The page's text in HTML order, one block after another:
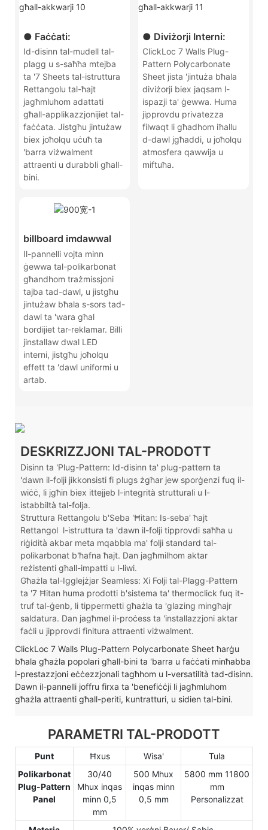
● Faċċati:
Id-disinn tal-mudell tal-
plagg u s-saħħa mtejba
ta '7 Sheets tal-istruttura
Rettangolu tal-ħajt
jagħmluhom adattati
għall-applikazzjonijiet tal-
faċċata. Jistgħu jintużaw
biex joħolqu uċuħ ta
'barra viżwalment
attraenti u durabbli għall-
bini.
● Diviżorji Interni:
ClickLoc 7 Walls Plug-
Pattern Polycarbonate
Sheet jista 'jintuża bħala
diviżorji biex jaqsam l-
ispazji ta' ġewwa. Huma
jipprovdu privatezza
filwaqt li għadhom iħallu
d-dawl jgħaddi, u joħolqu
atmosfera qawwija u
miftuħa.
billboard imdawwal
Il-pannelli vojta minn
ġewwa tal-polikarbonat
għandhom trażmissjoni
tajba tad-dawl, u jistgħu
jintużaw bħala s-sors tad-
dawl ta 'wara għal
bordijiet tar-reklamar. Billi
jinstallaw dwal LED
interni, jistgħu joħolqu
effett ta 'dawl uniformi u
artab.
DESKRIZZJONI TAL-PRODOTT
Disinn ta 'Plug-Pattern: Id-disinn ta' plug-pattern ta
'dawn il-folji jikkonsisti fi plugs żgħar jew sporġenzi fuq il-
wiċċ, li jgħin biex ittejjeb l-integrità strutturali u l-
istabbiltà tal-folja.
Struttura Rettangolu b'Seba 'Ħitan: Is-seba' ħajt
Rettangol l-istruttura ta 'dawn il-folji tipprovdi saħħa u
riġidità akbar meta mqabbla ma' folji standard tal-
polikarbonat b'ħafna ħajt. Dan jagħmilhom aktar
reżistenti għall-impatti u l-liwi.
Għażla tal-Igglejżjar Seamless: Xi Folji tal-Plagg-Pattern
ta '7 Ħitan huma prodotti b'sistema ta' thermoclick fuq it-
truf tal-ġenb, li tippermetti għażla ta 'glazing mingħajr
saldatura. Dan jagħmel il-proċess ta 'installazzjoni aktar
faċli u jipprovdi finitura attraenti viżwalment.
ClickLoc 7 Walls Plug-Pattern Polycarbonate Sheet ħarġu
bħala għażla popolari għall-bini ta 'barra u faċċati minħabba
l-prestazzjoni eċċezzjonali tagħhom u l-versatilità tad-disinn.
Dawn il-pannelli joffru firxa ta 'benefiċċji li jagħmluhom
għażla attraenti għall-periti, kuntratturi, u sidien tal-bini.
PARAMETRI TAL-PRODOTT
Punt Ħxus Wisa'
Tula
Polikarbonat
Plug-Pattern
Panel
30/40
Mhux inqas
minn 0,5
mm
500 Mhux
inqas minn
0,5 mm
5800 mm 11800
mm
Personalizzat